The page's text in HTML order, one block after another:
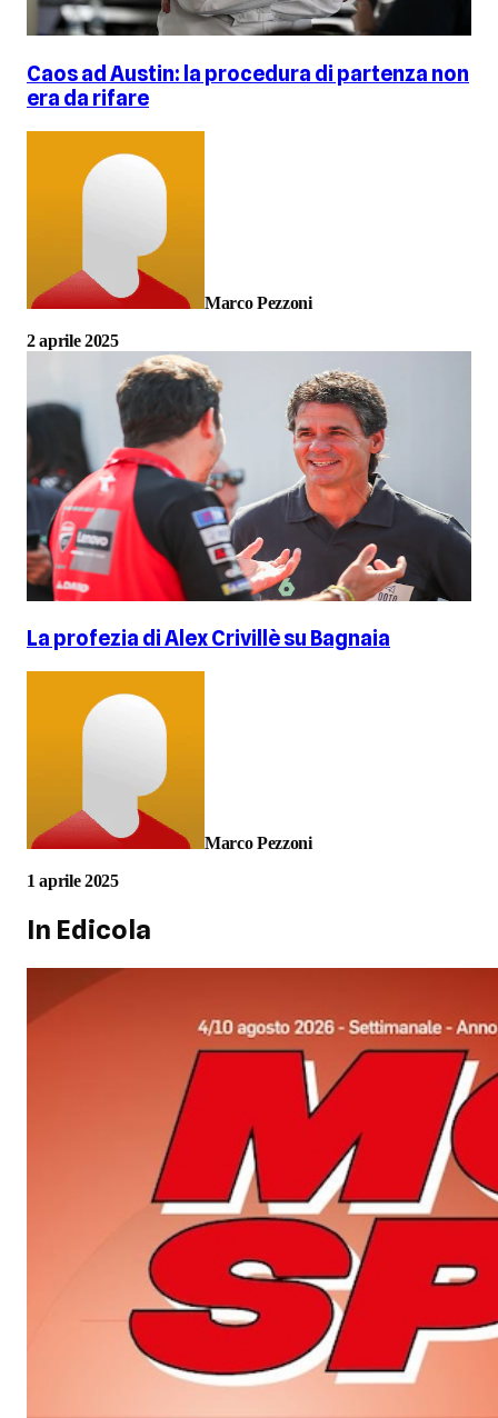
Caos ad Austin: la procedura di partenza non
era da rifare
Marco Pezzoni
2 aprile 2025
La profezia di Alex Crivillè su Bagnaia
Marco Pezzoni
1 aprile 2025
In Edicola